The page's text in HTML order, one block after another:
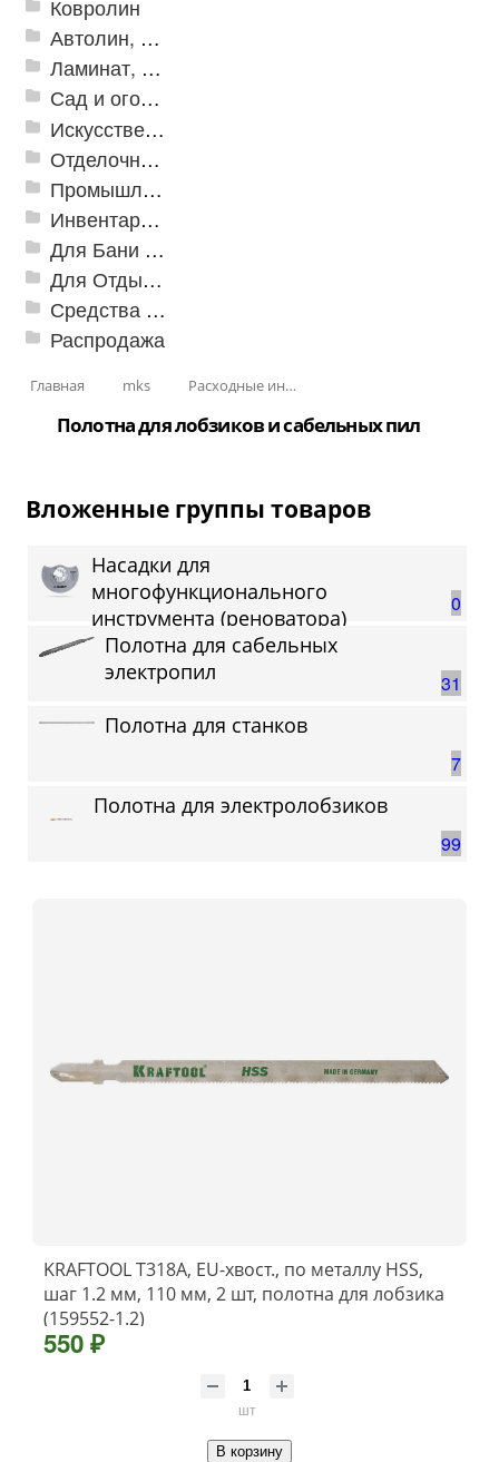
Ковролин
Автолин, Транслин, Линолеум
Ламинат, Кварцвиниловая плитка SPC
Сад и огород
Искусственная трава
Отделочные профили
Промышленный текстиль
Инвентарь для клининга
Для Бани и Сауны
Для Отдыха и Пикника
Средства от насекомых и садовых вредителей
Распродажа
Главная mks Расходные инструменты
Полотна для лобзиков и сабельных пил
Вложенные группы товаров
0
Насадки для
многофункционального
инструмента (реноватора)
31
Полотна для сабельных
электропил
7
Полотна для станков
99
Полотна для электролобзиков
KRAFTOOL T318A, EU-хвост., по металлу HSS,
шаг 1.2 мм, 110 мм, 2 шт, полотна для лобзика
(159552-1.2)
550 ₽
шт
В корзину